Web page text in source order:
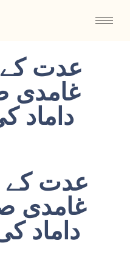
عدت کے
غامدی
داماد
عدت کے
غامدی
داماد